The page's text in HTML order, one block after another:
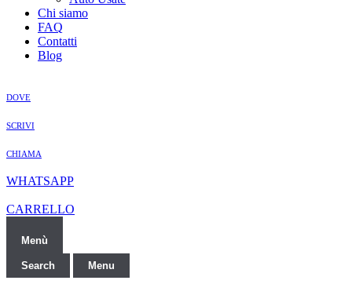
Chi siamo
FAQ
Contatti
Blog
DOVE
SCRIVI
CHIAMA
WHATSAPP
CARRELLO
Menù
Search Menu